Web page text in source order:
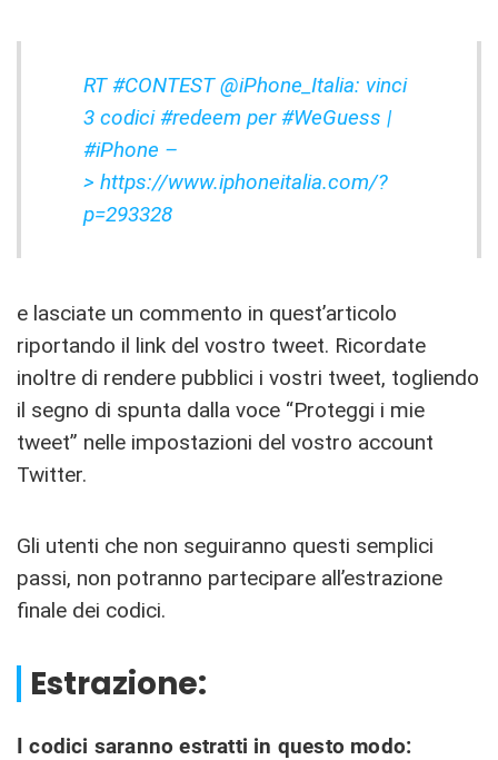
RT #CONTEST @iPhone_Italia: vinci
3 codici #redeem per #WeGuess |
#iPhone –
> https://www.iphoneitalia.com/?
p=293328
e lasciate un commento in quest’articolo
riportando il link del vostro tweet. Ricordate
inoltre di rendere pubblici i vostri tweet, togliendo
il segno di spunta dalla voce “Proteggi i mie
tweet” nelle impostazioni del vostro account
Twitter.
Gli utenti che non seguiranno questi semplici
passi, non potranno partecipare all’estrazione
finale dei codici.
Estrazione:
I codici saranno estratti in questo modo: